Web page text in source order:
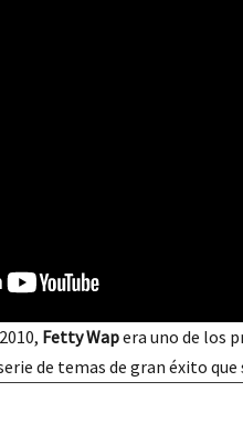
Fetty Wapera uno de los
de temas de gran éxito